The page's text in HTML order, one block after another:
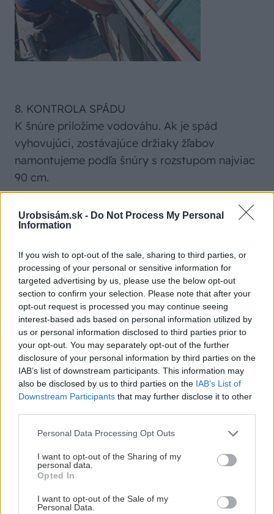
Urobsisám.sk - Do Not Process My Personal
Information
If you wish to opt-out of the sale, sharing to third parties, or
processing of your personal or sensitive information for
targeted advertising by us, please use the below opt-out
section to confirm your selection. Please note that after your
opt-out request is processed you may continue seeing
interest-based ads based on personal information utilized by
us or personal information disclosed to third parties prior to
your opt-out. You may separately opt-out of the further
disclosure of your personal information by third parties on the
IAB’s list of downstream participants. This information may
also be disclosed by us to third parties on the IAB’s List of
Downstream Participants that may further disclose it to other
Please note that this website/app uses one or more Google
not limited to your visit or usage behaviour. You may click to
grant or deny consent to Google and its third-party tags to
use your data for below specified purposes in below Google
consent section.
Personal Data Processing Opt Outs
I want to opt-out of the Sharing of my
personal data.
Opted In
I want to opt-out of the Sale of my
Personal Data.
8. KONTROLA SPÁDU
K šnúre priložíme vodováhu. Ak je spád
vyhovujúci, zostávajúce držiaky žľabov
namontujeme podľa šnúry s rozstupom najviac
90 cm.
9. MIESTA OHNUTIA
čiary, poohýbame ich a namontujeme. Na